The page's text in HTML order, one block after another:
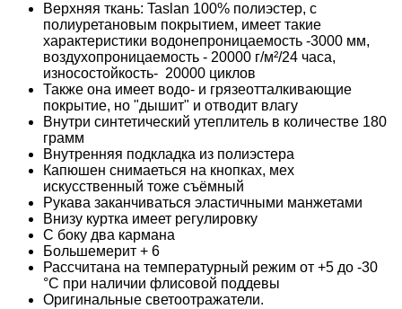
Верхняя ткань: Taslan 100% полиэстер, с
полиуретановым покрытием, имеет такие
характеристики водонепроницаемость -3000 мм,
воздухопроницаемость - 20000 г/м²/24 часа,
износостойкость- 20000 циклов
Также она имеет водо- и грязеотталкивающие
покрытие, но "дышит" и отводит влагу
Внутри синтетический утеплитель в количестве 180
грамм
Внутренняя подкладка из полиэстера
Капюшен снимаеться на кнопках, мех
искусственный тоже съёмный
Рукава заканчиваться эластичными манжетами
Внизу куртка имеет регулировку
С боку два кармана
Большемерит + 6
Рассчитана на температурный режим от +5 до -30
°C при наличии флисовой поддевы
Оригинальные светоотражатели.